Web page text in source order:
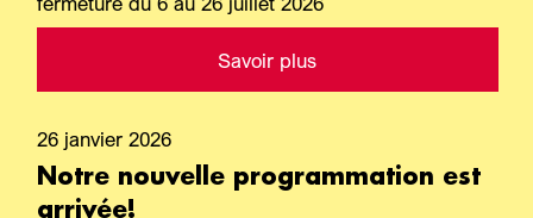
Savoir plus
26 janvier 2026
Notre nouvelle programmation est
arrivée!